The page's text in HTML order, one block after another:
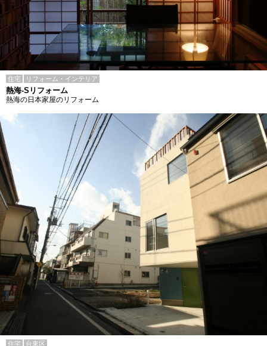
住宅 リフォーム・インテリア
熱海-Sリフォーム
熱海の日本家屋のリフォーム
住宅 台東区